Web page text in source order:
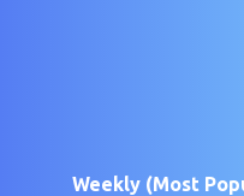
Weekly (Most